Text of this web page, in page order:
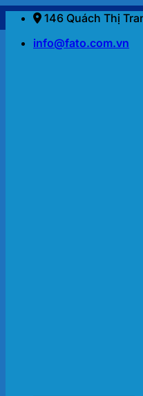
qua
146 Quách Thị
info@fato.com.vn